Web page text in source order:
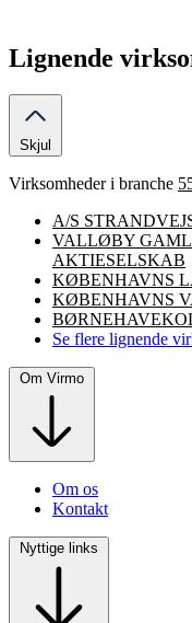
Lignende
Skjul
Virksomheder i branche
A/S
VALLØBY
AKTIESELSKAB
KØBENHAVNS
KØBENHAVNS
Se flere lignende
Om Virmo
Om os
Kontakt
Nyttige links